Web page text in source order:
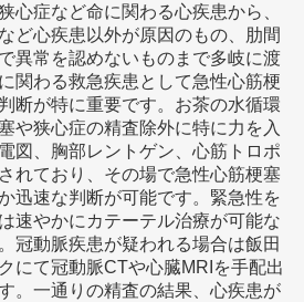
心症など命に関わる心疾患から、
ど心疾患以外が原因のもの、肋間
異常を認めないものまで多岐に渡
関わる救急疾患として急性心筋梗
断が特に重要です。お茶の水循環
や狭心症の精査除外に特に力を入
図、胸部レントゲン、心筋トロポ
れており、その場で急性心筋梗塞
迅速な判断が可能です。緊急性を
速やかにカテーテル治療が可能な
冠動脈疾患が疑われる場合は飯田
にて冠動脈CTや心臓MRIを手配出
。一通りの精査の結果、心疾患が